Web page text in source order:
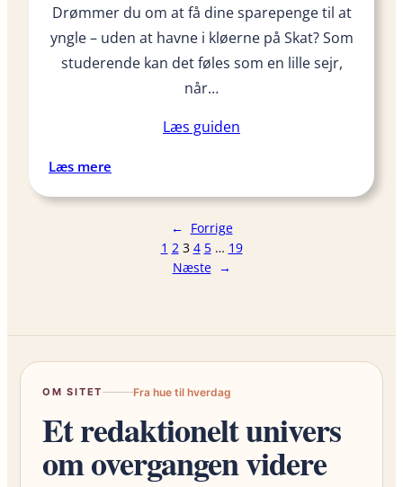
t
?
k
e
s
m
s
d
e
r
Drømmer du om at få dine sparepenge til at
yngle – uden at havne i kløerne på Skat? Som
studerende kan det føles som en lille sejr,
når…
Læs guiden
Læs mere
k
T
F
r
f
o
← Forrige
1 2 3 4 5 … 19
Næste →
OM SITET Fra hue til hverdag
Et redaktionelt univers
om overgangen videre